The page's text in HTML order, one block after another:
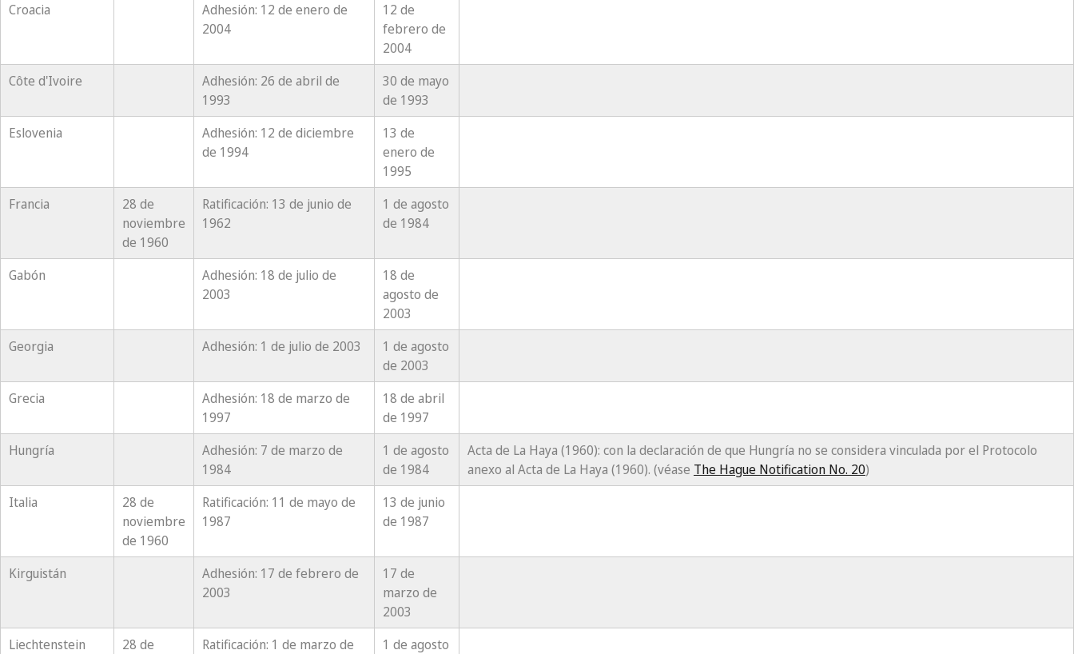
Croacia
Adhesión: 12 de enero de
2004
12 de
febrero de
2004
Côte d'Ivoire
Adhesión: 26 de abril de
1993
30 de mayo
de 1993
Eslovenia
Adhesión: 12 de diciembre
de 1994
13 de
enero de
1995
Francia
28 de
noviembre
de 1960
Ratificación: 13 de junio de
1962
1 de agosto
de 1984
Gabón
Adhesión: 18 de julio de
2003
18 de
agosto de
2003
Georgia
Adhesión: 1 de julio de 2003
1 de agosto
de 2003
Grecia
Adhesión: 18 de marzo de
1997
18 de abril
de 1997
Hungría
Adhesión: 7 de marzo de
1984
1 de agosto
de 1984
Acta de La Haya (1960): con la declaración de que Hungría no se considera vinculada por el Protocolo
anexo al Acta de La Haya (1960). (véase The Hague Notification No. 20)
Italia
28 de
noviembre
de 1960
Ratificación: 11 de mayo de
1987
13 de junio
de 1987
Kirguistán
Adhesión: 17 de febrero de
2003
17 de
marzo de
2003
Liechtenstein
28 de
Ratificación: 1 de marzo de
1 de agosto